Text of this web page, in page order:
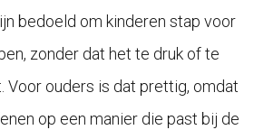
bedoeld om kinderen stap voor
zonder dat het te druk of te
Voor ouders is dat prettig, omdat
op een manier die past bij de